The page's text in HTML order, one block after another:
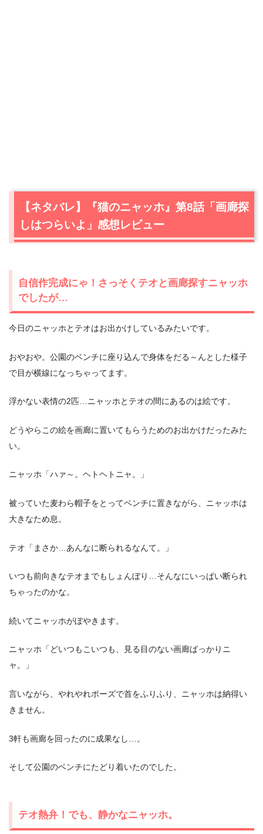
【ネタバレ】『猫のニャッホ』第8話「画廊探
しはつらいよ」感想レビュー
自信作完成にゃ！さっそくテオと画廊探すニャッホ
でしたが…
今日のニャッホとテオはお出かけしているみたいです。
おやおや。公園のベンチに座り込んで身体をだる～んとした様子
で目が横線になっちゃってます。
浮かない表情の2匹…ニャッホとテオの間にあるのは絵です。
どうやらこの絵を画廊に置いてもらうためのお出かけだったみた
い。
ニャッホ「ハァ～。ヘトヘトニャ。」
被っていた麦わら帽子をとってベンチに置きながら、ニャッホは
大きなため息。
テオ「まさか…あんなに断られるなんて。」
いつも前向きなテオまでもしょんぼり…そんなにいっぱい断られ
ちゃったのかな。
続いてニャッホがぼやきます。
ニャッホ「どいつもこいつも、見る目のない画廊ばっかりニ
ャ。」
言いながら、やれやれポーズで首をふりふり、ニャッホは納得い
きません。
3軒も画廊を回ったのに成果なし…。
そして公園のベンチにたどり着いたのでした。
テオ熱弁！でも、静かなニャッホ。